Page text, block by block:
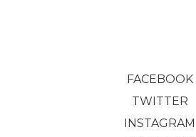
FACEBOOK
TWITTER
INSTAGRAM